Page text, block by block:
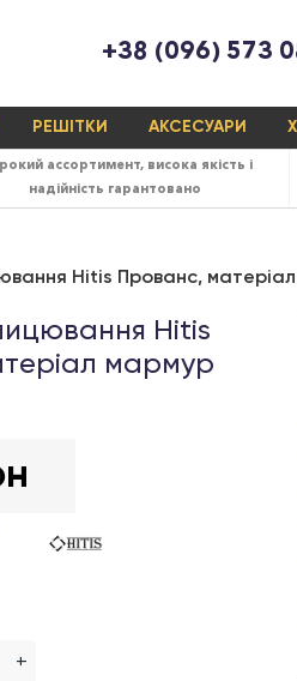
+38 (096) 573
РЕШІТКИ АКСЕСУАРИ
ассортимент, висока якість і
надійність гарантовано
Hitis Прованс, матеріал
Hitis
мармур
+